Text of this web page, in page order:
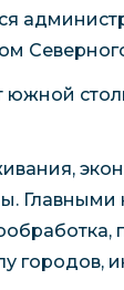
городов,